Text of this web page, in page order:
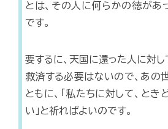
とは、その人に何らかの徳があ
です。
要するに、天国に還った人に対
救済する必要はないので、あの
ともに、「私たちに対して、と
い」と祈ればよいのです。